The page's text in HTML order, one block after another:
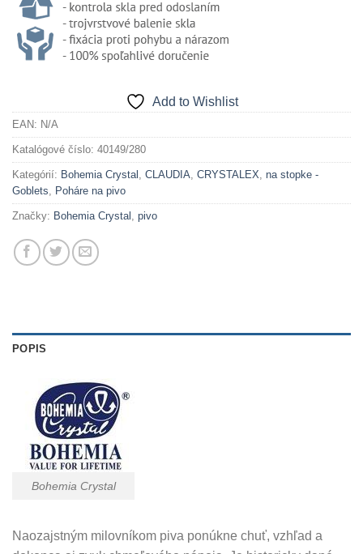
Add to Wishlist
EAN: N/A
Katalógové číslo: 40149/280
Kategórií: Bohemia Crystal CLAUDIA CRYSTALEX na stopke -
Goblets
Poháre na pivo
Značky: Bohemia Crystal pivo
POPIS
Bohemia Crystal
Naozajstným milovníkom piva ponúkne chuť, vzhľad a